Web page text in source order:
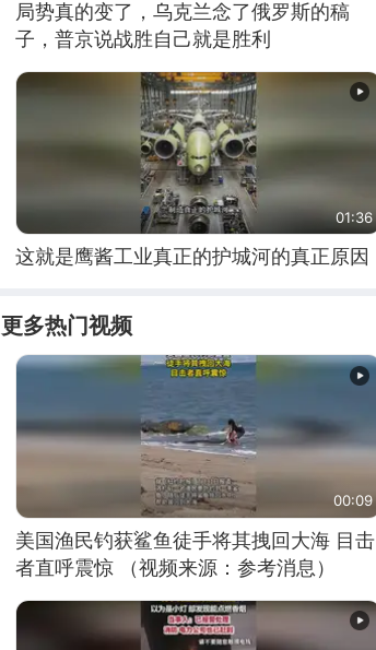
局势真的变了，乌克兰念了俄罗斯的稿
子，普京说战胜自己就是胜利
01:36
这就是鹰酱工业真正的护城河的真正原因
更多热门视频
00:09
美国渔民钓获鲨鱼徒手将其拽回大海 目击
者直呼震惊 （视频来源：参考消息）